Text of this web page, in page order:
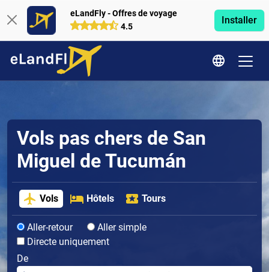
eLandFly - Offres de voyage
4.5
Installer
Vols pas chers de San
Miguel de Tucumán
Vols Hôtels Tours
Aller-retour
Aller simple
Directe uniquement
De